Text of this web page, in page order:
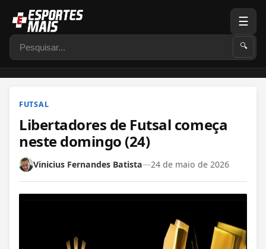
Pesquisar 🔍
☰
FUTSAL
Libertadores de Futsal começa
neste domingo (24)
Vinicius Fernandes Batista—24 de maio de 2026